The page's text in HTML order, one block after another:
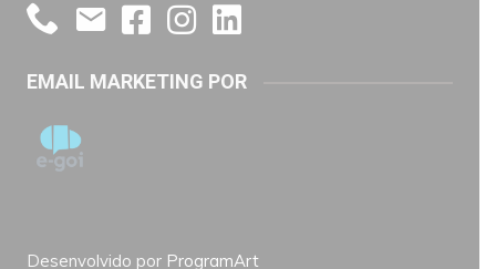
EMAIL MARKETING POR
Desenvolvido por ProgramArt